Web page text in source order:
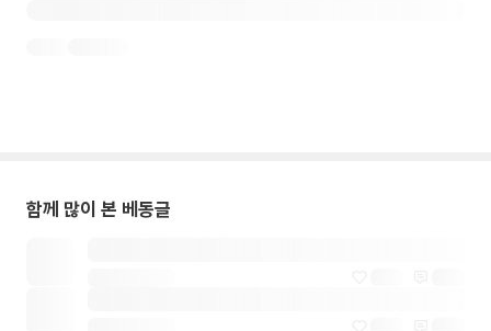
함께 많이 본 베동글